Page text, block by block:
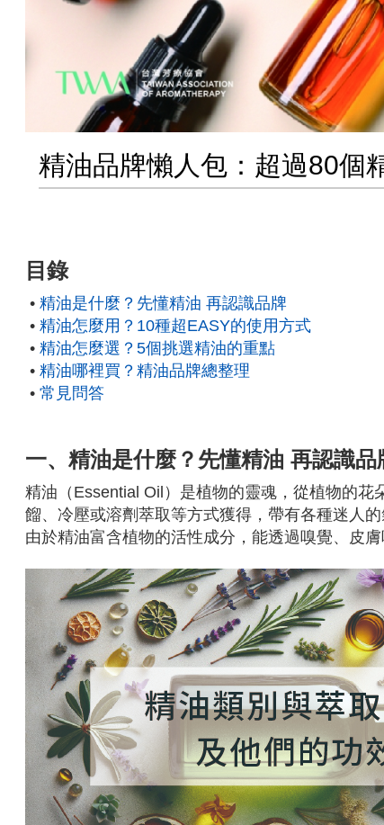
精油品牌懶人包：超過80個
目錄
•精油是什麼？先懂精油 再認識品牌
•精油怎麼用？10種超EASY的使用方式
•精油怎麼選？5個挑選精油的重點
•精油哪裡買？精油品牌總整理
•常見問答
一、精油是什麼？先懂精油 再認識品
精油（Essential Oil）是植物的靈魂，從植物的
餾、冷壓或溶劑萃取等方式獲得，帶有各種迷人的
由於精油富含植物的活性成分，能透過嗅覺、皮